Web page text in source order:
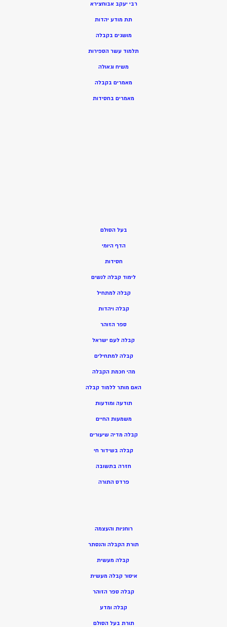
רבי יעקב אבוחצירא
תת מודע יהדות
מושגים בקבלה
תלמוד עשר הספירות
משיח וגאולה
מאמרים בקבלה
מאמרים בחסידות
בעל הסולם
הדף היומי
חסידות
לימוד קבלה לנשים
קבלה למתחיל
קבלה ויהדות
ספר הזוהר
קבלה לעם ישראל
קבלה למתחילים
מהי חכמת הקבלה
האם מותר ללמוד קבלה
תודעה ומודעות
משמעות החיים
קבלה מדיה שיעורים
קבלה בשידור חי
חזרה בתשובה
פרדס התורה
רוחניות והעצמה
תורת הקבלה והנסתר
קבלה מעשית
איסור קבלה מעשית
קבלה ספר הזוהר
קבלה ומדע
תורת בעל הסולם